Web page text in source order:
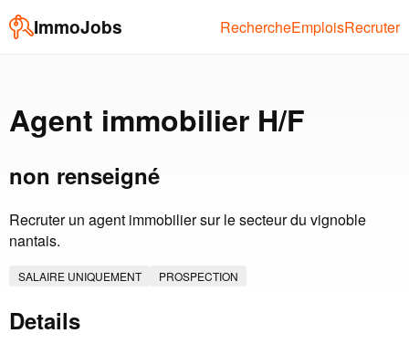
ImmoJobs RechercheEmploisRecruter
Agent immobilier H/F
non renseigné
Recruter un agent immobilier sur le secteur du vignoble
nantais.
SALAIRE UNIQUEMENT PROSPECTION
Details